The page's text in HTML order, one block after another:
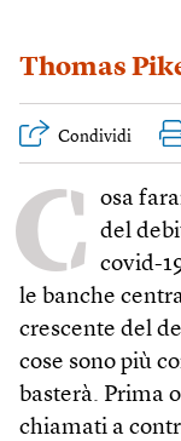
Thomas
Condividi
C
osa
del
covid-
le banche
crescente del
cose sono più
basterà. Prima
chiamati a